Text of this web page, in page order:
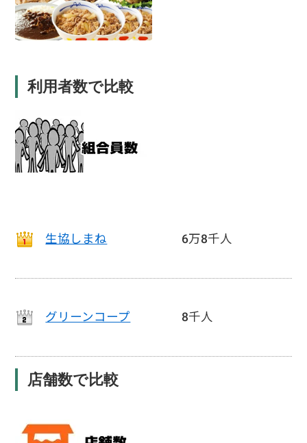
利用者数で比較
生協しまね 6万8千人
グリーンコープ 8千人
店舗数で比較